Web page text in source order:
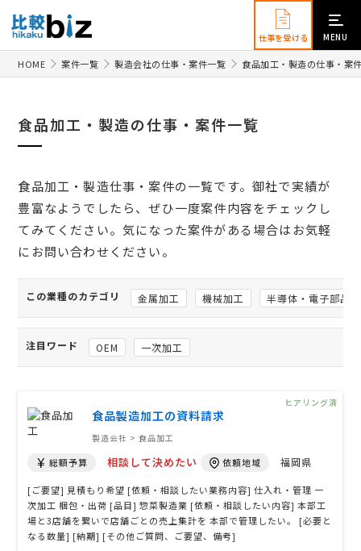
仕事を受ける MENU
HOME 案件一覧 製造会社の仕事・案件一覧 食品加工・製造の仕事・案
食品加工・製造の仕事・案件一覧
食品加工・製造仕事・案件の一覧です。御社で実績が
豊富なようでしたら、ぜひ一度案件内容をチェックし
てみてください。気になった案件がある場合はお気軽
にお問い合わせください。
この業種のカテゴリ 金属加工 機械加工 半導体・電子部品
注目ワード OEM 一次加工
食品製造加工の資料請求
製造会社 > 食品加工
総額予算 相談して決めたい 依頼地域 福岡県
[ご要望] 見積もり希望 [依頼・相談したい業務内容] 仕入れ・管理 一
次加工 梱包・出荷 [品目] 惣菜製造業 [依頼・相談したい内容] 本部工
場と3店舗を繋いで店舗ごとの売上集計を 本部で管理したい。 [必要と
なる数量] [納期] [その他ご質問、ご要望、備考]
ヒアリング済